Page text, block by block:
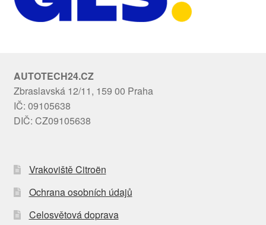
AUTOTECH24.CZ
Zbraslavská 12/11, 159 00 Praha
IČ: 09105638
DIČ: CZ09105638
Vrakoviště Citroën
Ochrana osobních údajů
Celosvětová doprava